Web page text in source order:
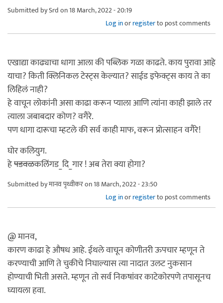
Submitted bySrdon 18 March, 2022 - 20:19
Log inorregisterto post comments
एखाद्या काढ्याचा धागा आला की पब्लिक गळा काढते. काय पुरावा आहे
याचा? किती क्लिनिकल टेस्ट्स केल्यात? साईड इफेक्ट्स काय ते का
लिहिलं नाही?
हे वाचून लोकांनी असा काढा करून प्याला आणि त्यांना काही झाले तर
त्याला जबाबदार कोण? वगैरे.
पण धागा दारूचा म्हटले की सर्व काही माफ, वरून प्रोत्साहन वगैरे!
घोर कलियुग.
हेपडवळकलिंगड_दि_गार ! अब तेरा क्या होगा?
Submitted byमानव पृथ्वीकरon 18 March, 2022 - 23:50
Log inorregisterto post comments
@ मानव,
कारण काढा हे औषध आहे. ईथले वाचून कोणीतरी ऊपचार म्हणून ते
करण्याची आणि ते चुकीचे निघाल्यास त्या नादात उलट नुकसान
होण्याची भिती असते. म्हणून तो सर्व निकषांवर काटेकोरपणे तपासूनच
घ्यायला हवा.